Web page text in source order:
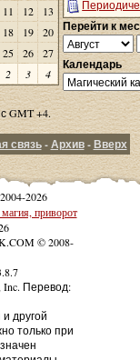
11 12 13
18 19 20
25 26 27
2 3 4
Перейти к
Календарь
GMT +4.
связь-Архив-Вверх
2026
приворот
© 2008-
Inc. Перевод:
другой
только при